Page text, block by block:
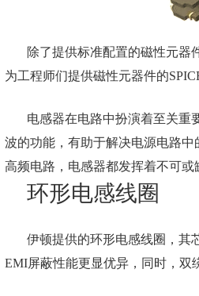
除了提供标准配置的磁性元器
为工程师们提供磁性元器件的
电感器在电路中扮演着至关重
波的功能，有助于解决电源电路
高频电路，电感器都发挥着不可或
环形电感线圈
伊顿提供的环形电感线圈，其
EMI屏蔽性能更显优异，同时，双